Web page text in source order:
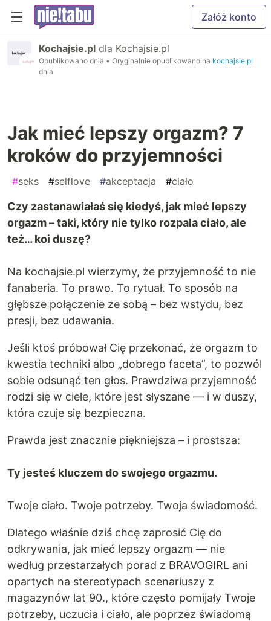
Załóż konto
Kochajsie.pl dla Kochajsie.pl
Opublikowano dnia • Oryginalnie opublikowano na kochajsie.pl
dnia
Jak mieć lepszy orgazm? 7
kroków do przyjemności
#seks #selflove #akceptacja #ciało
Czy zastanawiałaś się kiedyś, jak mieć lepszy
orgazm – taki, który nie tylko rozpala ciało, ale
też… koi duszę?
Na kochajsie.pl wierzymy, że przyjemność to nie
fanaberia. To prawo. To rytuał. To sposób na
głębsze połączenie ze sobą – bez wstydu, bez
presji, bez udawania.
Jeśli ktoś próbował Cię przekonać, że orgazm to
kwestia techniki albo „dobrego faceta”, to pozwól
sobie odsunąć ten głos. Prawdziwa przyjemność
rodzi się w ciele, które jest słyszane — i w duszy,
która czuje się bezpieczna.
Prawda jest znacznie piękniejsza – i prostsza:
Ty jesteś kluczem do swojego orgazmu.
Twoje ciało. Twoje potrzeby. Twoja świadomość.
Dlatego właśnie dziś chcę zaprosić Cię do
odkrywania, jak mieć lepszy orgazm — nie
według przestarzałych porad z BRAVOGIRL ani
opartych na stereotypach scenariuszy z
magazynów lat 90., które często pomijały Twoje
potrzeby, uczucia i ciało, ale poprzez świadomą